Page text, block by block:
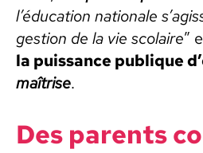
l’éducation nationale
ges­tion de la vie sco­laire”
la puis­sance publique
maîtrise.
Des par­ents